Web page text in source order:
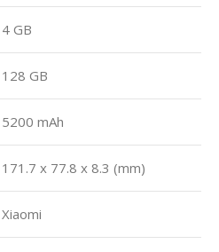
4 GB
128 GB
5200 mAh
171.7 x 77.8 x 8.3 (mm)
Xiaomi